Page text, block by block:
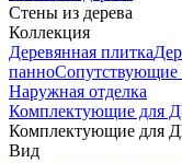
Стены из дерева
Коллекция
Деревянная плитка
панноСопутствующие
Наружная отделка
Комплектующие для
Комплектующие для
Вид